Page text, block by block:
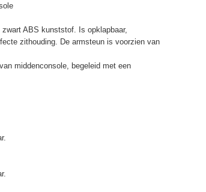
ABS kunststof. Is opklapbaar,
zithouding. De armsteun is voorzien van
middenconsole, begeleid met een